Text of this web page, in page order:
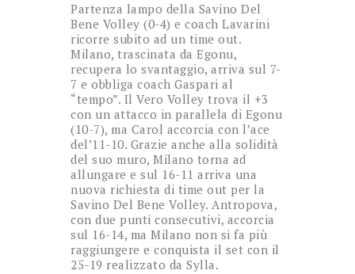
Partenza lampo della Savino Del
Bene Volley (0-4) e coach Lavarini
ricorre subito ad un time out.
Milano, trascinata da Egonu,
recupera lo svantaggio, arriva sul 7-
7 e obbliga coach Gaspari al
“tempo”. Il Vero Volley trova il +3
con un attacco in parallela di Egonu
(10-7), ma Carol accorcia con l’ace
del’11-10. Grazie anche alla solidità
del suo muro, Milano torna ad
allungare e sul 16-11 arriva una
nuova richiesta di time out per la
Savino Del Bene Volley. Antropova,
con due punti consecutivi, accorcia
sul 16-14, ma Milano non si fa più
raggiungere e conquista il set con il
25-19 realizzato da Sylla.